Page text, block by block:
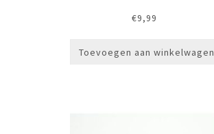
€9,99
Toevoegen aan winkelwagen